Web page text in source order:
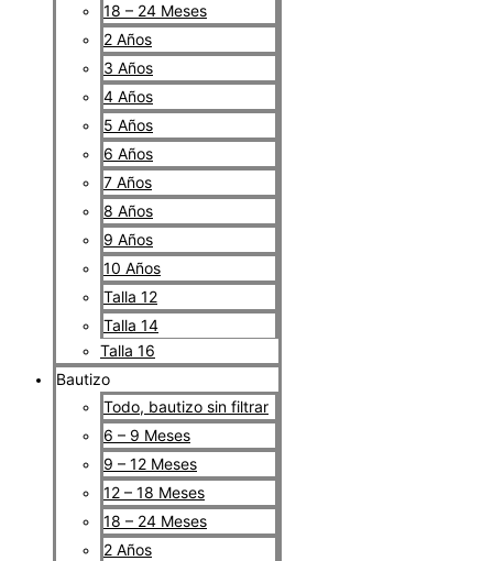
18 – 24 Meses
2 Años
3 Años
4 Años
5 Años
6 Años
7 Años
8 Años
9 Años
10 Años
Talla 12
Talla 14
Talla 16
Bautizo
Todo, bautizo sin filtrar
6 – 9 Meses
9 – 12 Meses
12 – 18 Meses
18 – 24 Meses
2 Años